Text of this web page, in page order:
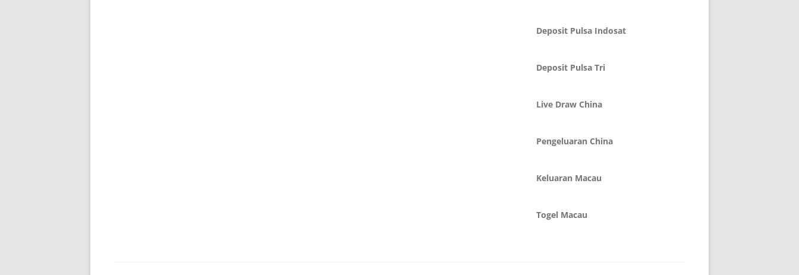
Deposit Pulsa Indosat
Deposit Pulsa Tri
Live Draw China
Pengeluaran China
Keluaran Macau
Togel Macau